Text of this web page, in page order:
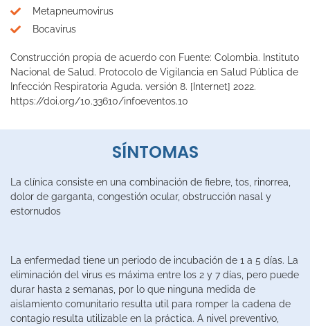
Metapneumovirus
Bocavirus
Construcción propia de acuerdo con Fuente: Colombia. Instituto
Nacional de Salud. Protocolo de Vigilancia en Salud Pública de
Infección Respiratoria Aguda. versión 8. [Internet] 2022.
https://doi.org/10.33610/infoeventos.10
SÍNTOMAS
La clínica consiste en una combinación de fiebre, tos, rinorrea,
dolor de garganta, congestión ocular, obstrucción nasal y
estornudos
La enfermedad tiene un periodo de incubación de 1 a 5 días. La
eliminación del virus es máxima entre los 2 y 7 días, pero puede
durar hasta 2 semanas, por lo que ninguna medida de
aislamiento comunitario resulta util para romper la cadena de
contagio resulta utilizable en la práctica. A nivel preventivo,